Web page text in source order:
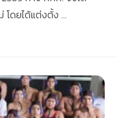
โดยได้แต่งตั้ง …